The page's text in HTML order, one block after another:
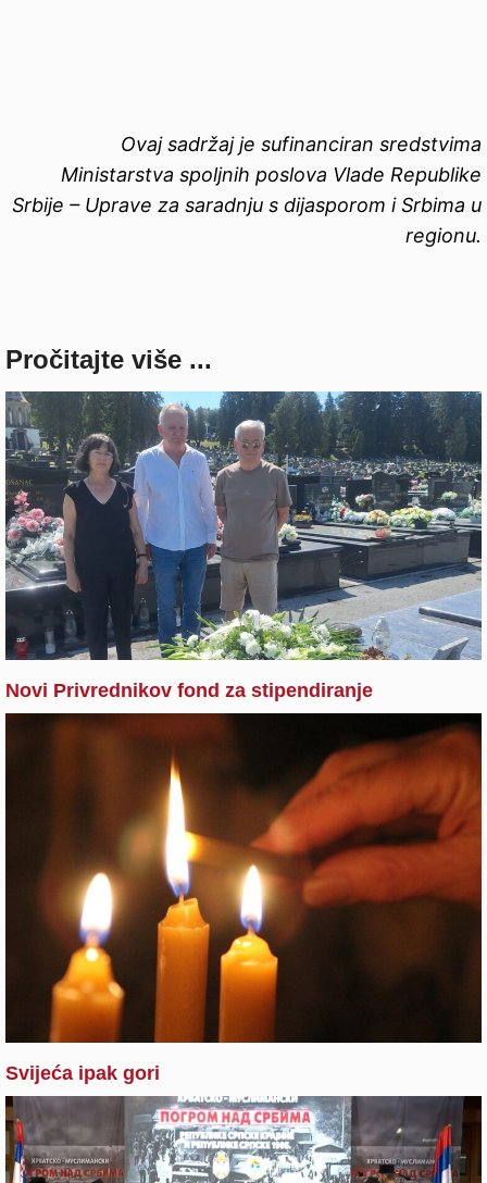
Ovaj sadržaj je sufinanciran sredstvima
Ministarstva spoljnih poslova Vlade Republike
Srbije – Uprave za saradnju s dijasporom i Srbima u
regionu.
Pročitajte više ...
Novi Privrednikov fond za stipendiranje
Svijeća ipak gori